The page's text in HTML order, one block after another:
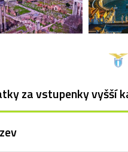
za vstupenky vyšší